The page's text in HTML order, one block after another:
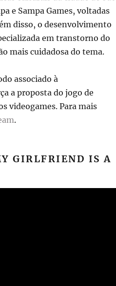
e Sampa Games, voltadas
disso, o desenvolvimento
em transtorno do
mais cuidadosa do tema.
associado à
a proposta do jogo de
videogames. Para mais
.
GIRLFRIEND IS A